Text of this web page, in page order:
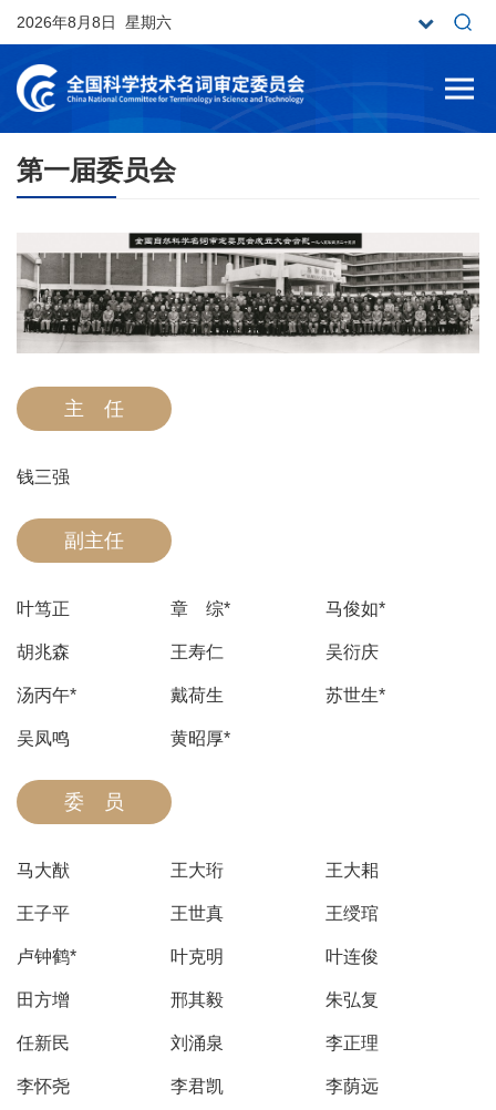
2026年8月8日 星期六
第一届委员会
主 任
钱三强
副主任
叶笃正 章 综* 马俊如*
胡兆森 王寿仁 吴衍庆
汤丙午* 戴荷生 苏世生*
吴凤鸣 黄昭厚*
委 员
马大猷 王大珩 王大耜
王子平 王世真 王绶琯
卢钟鹤* 叶克明 叶连俊
田方增 邢其毅 朱弘复
任新民 刘涌泉 李正理
李怀尧 李君凯 李荫远